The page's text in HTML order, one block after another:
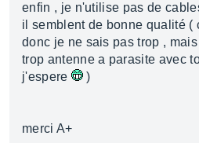
enfin , je n'utilise pas de
il semblent de bonne qualité (
donc je ne sais pas trop ,
trop antenne a parasite avec
j'espere
)
merci A+